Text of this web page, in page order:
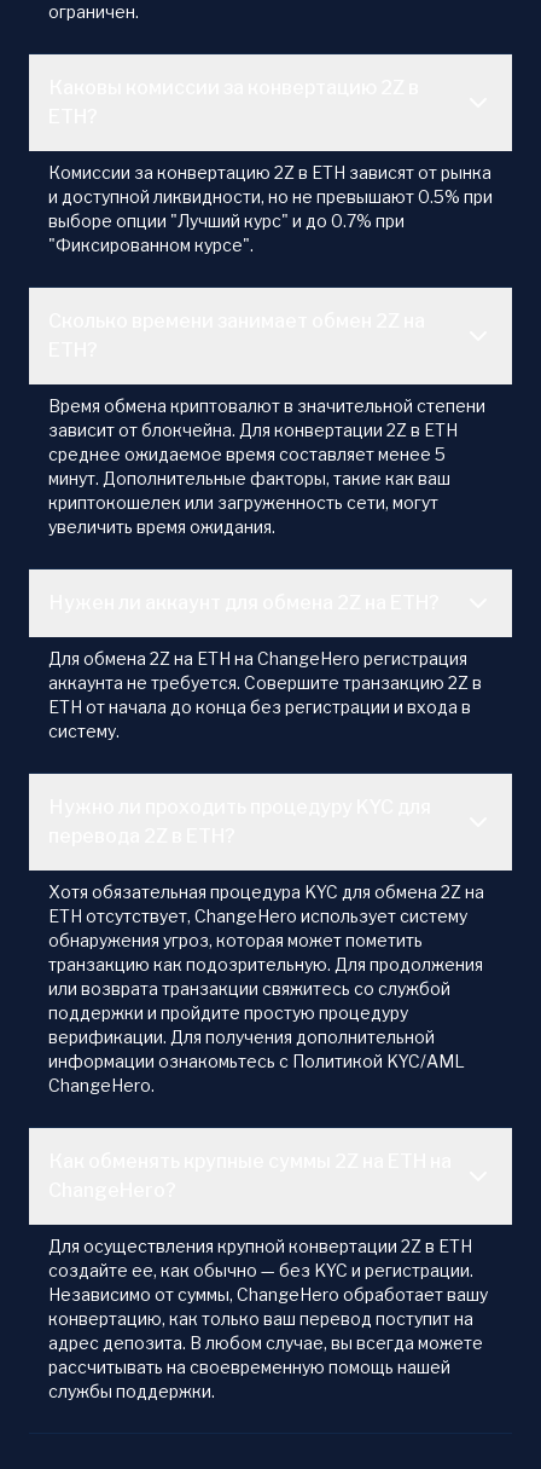
ограничен.
Комиссии за конвертацию 2Z в ETH зависят от рынка
и доступной ликвидности, но не превышают 0.5% при
выборе опции "Лучший курс" и до 0.7% при
"Фиксированном курсе".
Время обмена криптовалют в значительной степени
зависит от блокчейна. Для конвертации 2Z в ETH
среднее ожидаемое время составляет менее 5
минут. Дополнительные факторы, такие как ваш
криптокошелек или загруженность сети, могут
увеличить время ожидания.
Для обмена 2Z на ETH на ChangeHero регистрация
аккаунта не требуется. Совершите транзакцию 2Z в
ETH от начала до конца без регистрации и входа в
систему.
Хотя обязательная процедура KYC для обмена 2Z на
ETH отсутствует, ChangeHero использует систему
обнаружения угроз, которая может пометить
транзакцию как подозрительную. Для продолжения
или возврата транзакции свяжитесь со службой
поддержки и пройдите простую процедуру
верификации. Для получения дополнительной
информации ознакомьтесь с Политикой KYC/AML
ChangeHero.
Для осуществления крупной конвертации 2Z в ETH
создайте ее, как обычно — без KYC и регистрации.
Независимо от суммы, ChangeHero обработает вашу
конвертацию, как только ваш перевод поступит на
адрес депозита. В любом случае, вы всегда можете
рассчитывать на своевременную помощь нашей
службы поддержки.